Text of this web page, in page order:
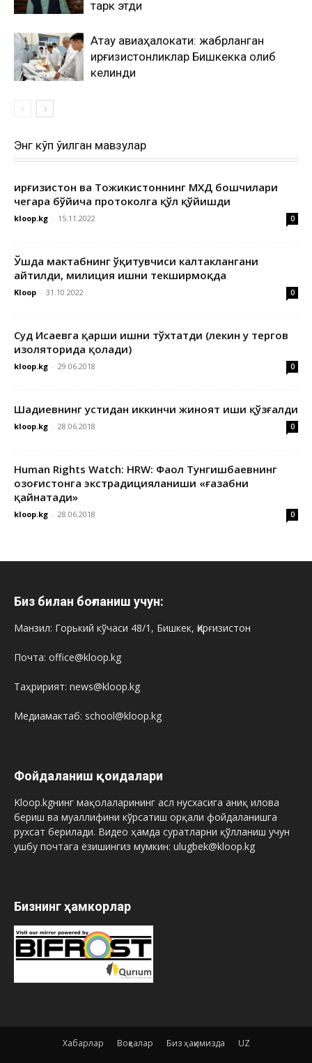
тарк этди
Ақтау авиаҳалокати: жабрланган
қирғизистонликлар Бишкекка олиб
келинди
Энг кўп ўқилган мавзулар
Қирғизистон ва Тожикистоннинг МХДҚ бошчилари
чегара бўйича протоколга қўл қўйишди
kloop.kg - 15.11.2022 0
Ўшда мактабнинг ўқитувчиси калтаклангани
айтилди, милиция ишни текширмоқда
Kloop - 31.10.2022 0
Суд Исаевга қарши ишни тўхтатди (лекин у тергов
изоляторида қолади)
kloop.kg - 29.06.2018 0
Шадиевнинг устидан иккинчи жиноят иши қўзғалди
kloop.kg - 28.06.2018 0
Human Rights Watch: HRW: Фаол Тунгишбаевнинг
Қозоғистонга экстрадицияланиши «ғазабни
қайнатади»
kloop.kg - 28.06.2018 0
Биз билан боғланиш учун:
Манзил: Горький кўчаси 48/1, Бишкек, Қирғизистон
Почта: office@kloop.kg
Таҳририят: news@kloop.kg
Медиамактаб: school@kloop.kg
Фойдаланиш қоидалари
Kloop.kgнинг мақолаларининг асл нусхасига аниқ илова
бериш ва муаллифини кўрсатиш орқали фойдаланишга
рухсат берилади. Видео ҳамда суратларни қўлланиш учун
ушбу почтага ёзишингиз мумкин: ulugbek@kloop.kg
Бизнинг ҳамкорлар
Хабарлар Воқеалар Биз ҳақимизда UZ